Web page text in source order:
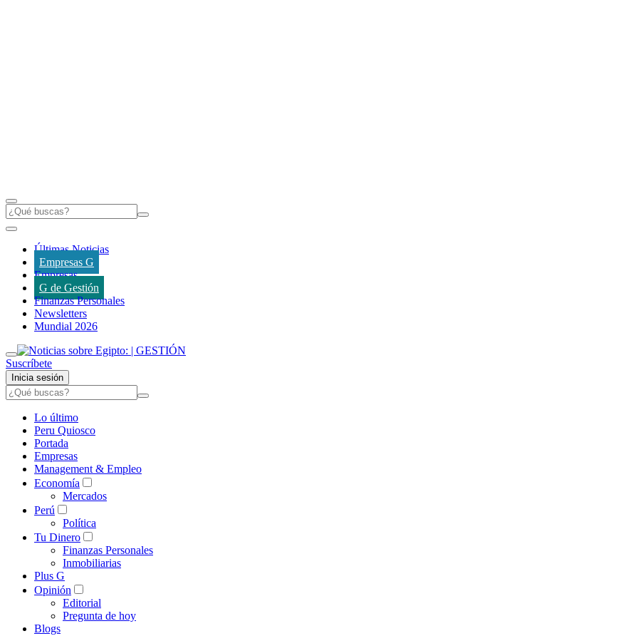
Últimas Noticias
Empresas G
Empresas
G de Gestión
Finanzas Personales
Newsletters
Mundial 2026
Suscríbete
Inicia sesión
Lo último
Peru Quiosco
Portada
Empresas
Management & Empleo
Economía
Mercados
Perú
Política
Tu Dinero
Finanzas Personales
Inmobiliarias
Plus G
Opinión
Editorial
Pregunta de hoy
Blogs